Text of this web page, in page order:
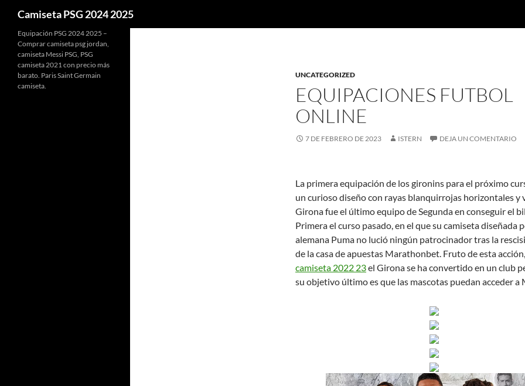
Camiseta PSG 2024 2025
UNCATEGORIZED
EQUIPACIONES FUTBOL
ONLINE
7 DE FEBRERO DE 2023 ISTERN DEJA UN COMENTARIO
La primera equipación de los gironins para el próximo
un curioso diseño con rayas blanquirrojas horizontales y
Girona fue el último equipo de Segunda en conseguir el
Primera el curso pasado, en el que su camiseta diseñada
alemana Puma no lució ningún patrocinador tras la
de la casa de apuestas Marathonbet. Fruto de esta
camiseta 2022 23el Girona se ha convertido en un club
su objetivo último es que las mascotas puedan acceder
Equipación PSG 2024 2025 –
Comprar camiseta psg jordan,
camiseta Messi PSG, PSG
camiseta 2021 con precio más
barato. Paris Saint Germain
camiseta.